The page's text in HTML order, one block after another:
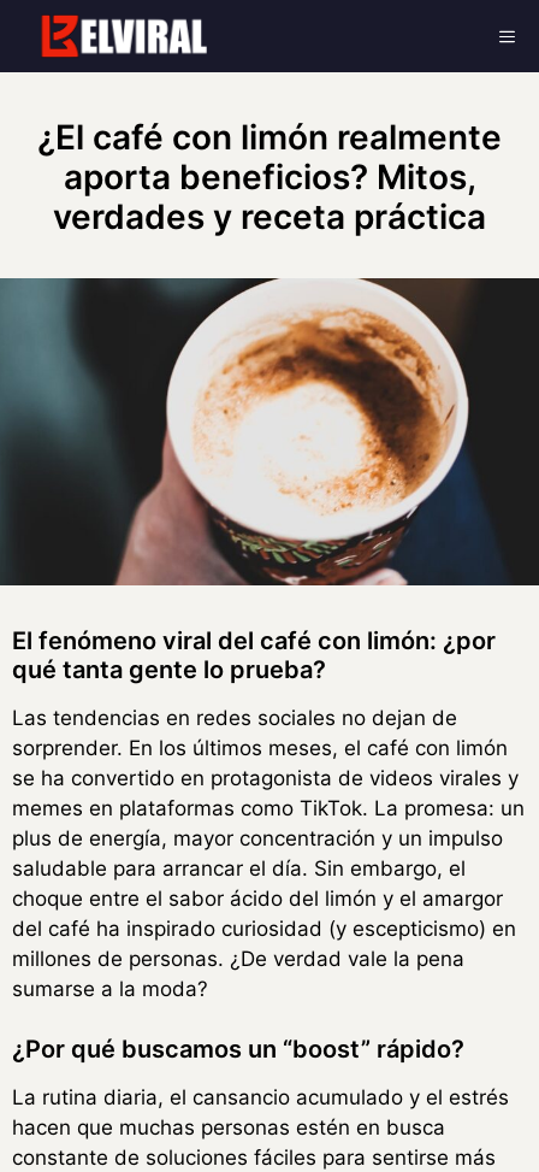
content
¿El café con limón realmente
aporta beneficios? Mitos,
verdades y receta práctica
El fenómeno viral del café con limón: ¿por
qué tanta gente lo prueba?
Las tendencias en redes sociales no dejan de
sorprender. En los últimos meses, el café con limón
se ha convertido en protagonista de videos virales y
memes en plataformas como TikTok. La promesa: un
plus de energía, mayor concentración y un impulso
saludable para arrancar el día. Sin embargo, el
choque entre el sabor ácido del limón y el amargor
del café ha inspirado curiosidad (y escepticismo) en
millones de personas. ¿De verdad vale la pena
sumarse a la moda?
¿Por qué buscamos un “boost” rápido?
La rutina diaria, el cansancio acumulado y el estrés
hacen que muchas personas estén en busca
constante de soluciones fáciles para sentirse más